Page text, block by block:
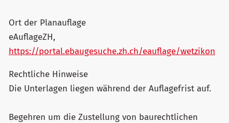
Ort der Planauflage
eAuflageZH,
https://portal.ebaugesuche.zh.ch/eauflage/wetzikon
Rechtliche Hinweise
Die Unterlagen liegen während der Auflagefrist auf.
Begehren um die Zustellung von baurechtlichen